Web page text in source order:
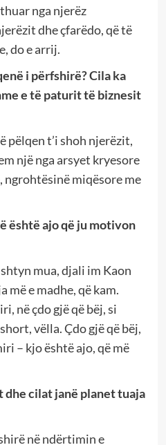
nga njerëz
dhe çfarëdo, që të
do e arrij.
i përfshirë? Cila ka
e të paturit të biznesit
pëlqen t’i shoh njerëzit,
një nga arsyet kryesore
ngrohtësinë miqësore me
është ajo që ju motivon
mua, djali im Kaon
më e madhe, që kam.
në çdo gjë që bëj, si
vëlla. Çdo gjë që bëj,
– kjo është ajo, që më
cilat janë planet tuaja
në ndërtimin e